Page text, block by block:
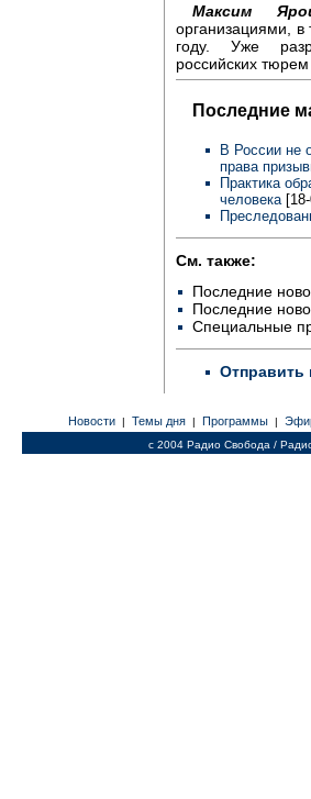
Максим
организациями,
году. Уже
российских
Последние
В России не
права
Практика
человека
См. также:
Последние
Последние
Специальные
Отправить
Новости | Темы дня | Программы |
c 2004 Радио Свобода /